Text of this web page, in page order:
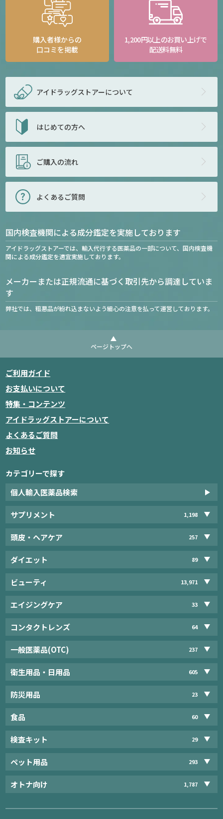
購入者様からの
口コミを掲載
1,200円以上のお買い上げで
配送料無料
アイドラッグストアーについて
はじめての方へ
ご購入の流れ
よくあるご質問
国内検査機関による成分鑑定を実施しております
アイドラッグストアーでは、輸入代行する医薬品の一部について、国内検査機
関による成分鑑定を適宜実施しております。
メーカーまたは正規流通に基づく取引先から調達していま
す
弊社では、粗悪品が紛れ込まないよう細心の注意を払って運営しております。
ページトップへ
ご利用ガイド
お支払いについて
特集・コンテンツ
アイドラッグストアーについて
よくあるご質問
お知らせ
カテゴリーで探す
個人輸入医薬品検索
サプリメント 1,198
頭皮・ヘアケア 257
ダイエット 89
ビューティ 13,971
エイジングケア 33
コンタクトレンズ 64
一般医薬品(OTC) 237
衛生用品・日用品 605
防災用品 23
食品 60
検査キット 29
ペット用品 293
オトナ向け 1,787